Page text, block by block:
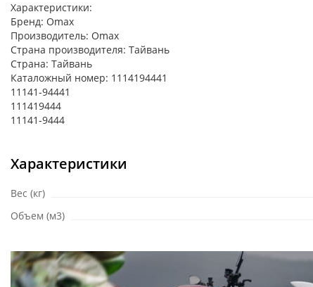
Характеристики:
Бренд: Omax
Производитель: Omax
Страна производителя: Тайвань
Страна: Тайвань
Каталожный номер: 1114194441
11141-94441
111419444
11141-9444
Характеристики
Вес (кг)
Объем (м3)